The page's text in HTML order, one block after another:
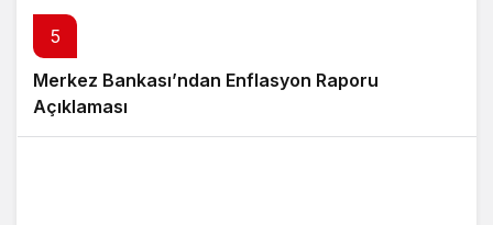
5
Merkez Bankası’ndan Enflasyon Raporu
Açıklaması